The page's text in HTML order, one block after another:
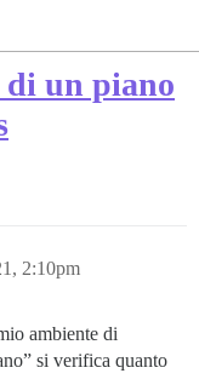
un piano
2:10pm
ambiente di
si verifica quanto